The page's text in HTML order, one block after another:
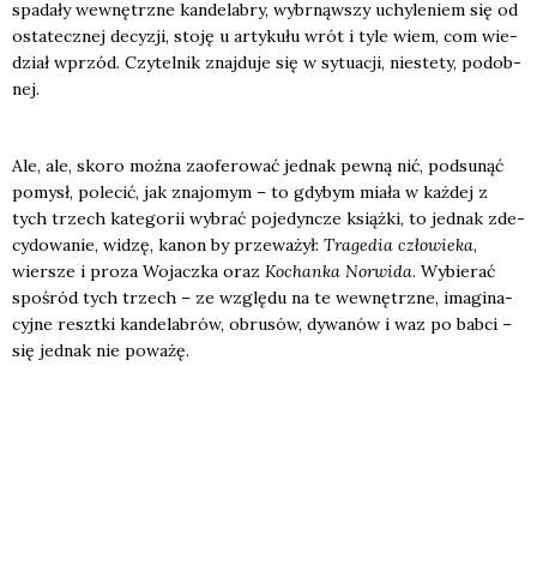
spa­da­ły wewnętrz­ne kan­de­la­bry, wybrnąw­szy uchy­le­niem się od
osta­tecz­nej decy­zji, sto­ję u arty­ku­łu wrót i tyle wiem, com wie­
dział wprzód. Czy­tel­nik znaj­du­je się w sytu­acji, nie­ste­ty, podob­
nej.
Ale, ale, sko­ro moż­na zaofe­ro­wać jed­nak pew­ną nić, pod­su­nąć
pomysł, pole­cić, jak zna­jo­mym – to gdy­bym mia­ła w każ­dej z
tych trzech kate­go­rii wybrać poje­dyn­cze książ­ki, to jed­nak zde­
cy­do­wa­nie, widzę, kanon by prze­wa­żył: Tra­ge­dia czło­wie­ka,
wier­sze i pro­za Wojacz­ka oraz Kochan­ka Nor­wi­da. Wybie­rać
spo­śród tych trzech – ze wzglę­du na te wewnętrz­ne, ima­gi­na­
cyj­ne reszt­ki kan­de­la­brów, obru­sów, dywa­nów i waz po bab­ci –
się jed­nak nie powa­żę.